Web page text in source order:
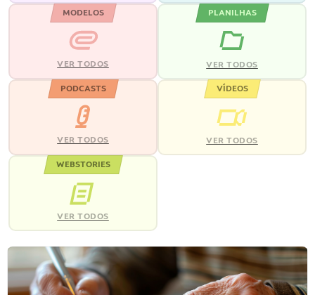
MODELOS
VER TODOS
PLANILHAS
VER TODOS
PODCASTS
VER TODOS
VÍDEOS
VER TODOS
WEBSTORIES
VER TODOS